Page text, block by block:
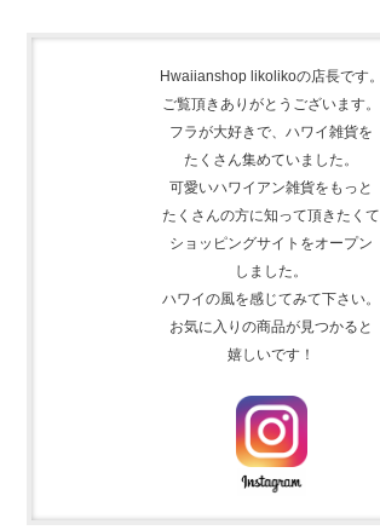
Hwaiianshop likolikoの店長です。
ご覧頂きありがとうございます。
フラが大好きで、 ハワイ雑貨を
たくさん集めていました。
可愛いハワイアン雑貨をもっと
たくさんの方に知って頂きたくて
ショッピングサイトをオープン
しました。
ハワイの風を感じてみて下さい。
お気に入りの商品が見つかると
嬉しいです！